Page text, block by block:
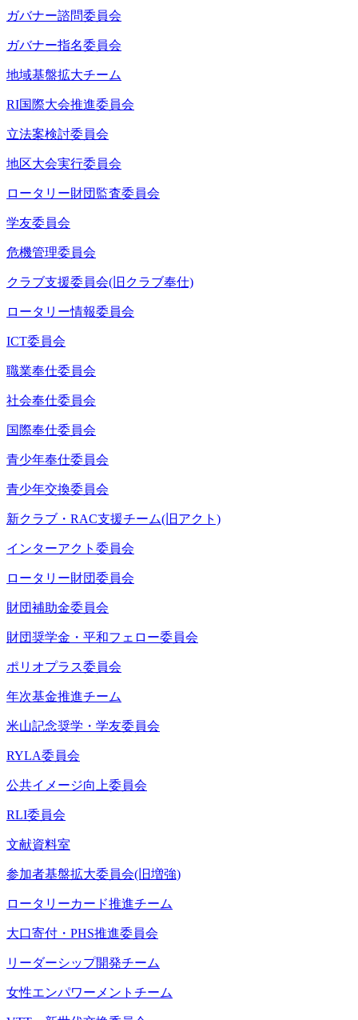
ガバナー諮問委員会
ガバナー指名委員会
地域基盤拡大チーム
RI国際大会推進委員会
立法案検討委員会
地区大会実行委員会
ロータリー財団監査委員会
学友委員会
危機管理委員会
クラブ支援委員会(旧クラブ奉仕)
ロータリー情報委員会
ICT委員会
職業奉仕委員会
社会奉仕委員会
国際奉仕委員会
青少年奉仕委員会
青少年交換委員会
新クラブ・RAC支援チーム(旧アクト)
インターアクト委員会
ロータリー財団委員会
財団補助金委員会
財団奨学金・平和フェロー委員会
ポリオプラス委員会
年次基金推進チーム
米山記念奨学・学友委員会
RYLA委員会
公共イメージ向上委員会
RLI委員会
文献資料室
参加者基盤拡大委員会(旧増強)
ロータリーカード推進チーム
大口寄付・PHS推進委員会
リーダーシップ開発チーム
女性エンパワーメントチーム